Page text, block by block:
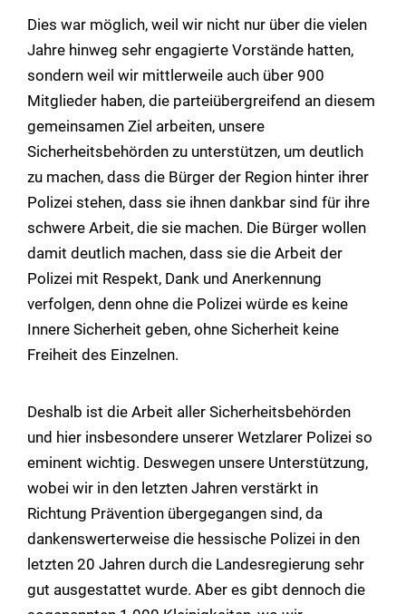
Dies war möglich, weil wir nicht nur über die vielen
Jahre hinweg sehr engagierte Vorstände hatten,
sondern weil wir mittlerweile auch über 900
Mitglieder haben, die parteiübergreifend an diesem
gemeinsamen Ziel arbeiten, unsere
Sicherheitsbehörden zu unterstützen, um deutlich
zu machen, dass die Bürger der Region hinter ihrer
Polizei stehen, dass sie ihnen dankbar sind für ihre
schwere Arbeit, die sie machen. Die Bürger wollen
damit deutlich machen, dass sie die Arbeit der
Polizei mit Respekt, Dank und Anerkennung
verfolgen, denn ohne die Polizei würde es keine
Innere Sicherheit geben, ohne Sicherheit keine
Freiheit des Einzelnen.
Deshalb ist die Arbeit aller Sicherheitsbehörden
und hier insbesondere unserer Wetzlarer Polizei so
eminent wichtig. Deswegen unsere Unterstützung,
wobei wir in den letzten Jahren verstärkt in
Richtung Prävention übergegangen sind, da
dankenswerterweise die hessische Polizei in den
letzten 20 Jahren durch die Landesregierung sehr
gut ausgestattet wurde. Aber es gibt dennoch die